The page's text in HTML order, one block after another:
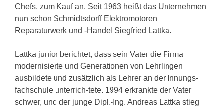
Chefs, zum Kauf an. Seit 1963 heißt das Unternehmen
nun schon Schmidtsdorff Elektromotoren
Reparaturwerk und -Handel Siegfried Lattka.
Lattka junior berichtet, dass sein Vater die Firma
modernisierte und Generationen von Lehrlingen
ausbildete und zusätzlich als Lehrer an der Innungs-
fachschule unterrich-tete. 1994 erkrankte der Vater
schwer, und der junge Dipl.-Ing. Andreas Lattka stieg